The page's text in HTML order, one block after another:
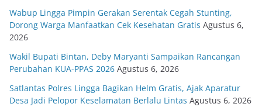
Wabup Lingga Pimpin Gerakan Serentak Cegah Stunting,
Dorong Warga Manfaatkan Cek Kesehatan Gratis Agustus 6,
2026
Wakil Bupati Bintan, Deby Maryanti Sampaikan Rancangan
Perubahan KUA-PPAS 2026 Agustus 6, 2026
Satlantas Polres Lingga Bagikan Helm Gratis, Ajak Aparatur
Desa Jadi Pelopor Keselamatan Berlalu Lintas Agustus 6, 2026